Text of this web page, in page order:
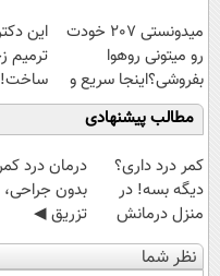
میدونستی 207 خودت
رو میتونی روهوا
بفروشی؟اینجا سریع و
راحت بفروش
این
ترمیم
مطالب پیشنهادی
کمر درد داری؟
دیگه بسه! در
منزل درمانش
کن
(◀پرسش‌نامه)
درمان درد
بدون جراحی،
تزریق ◀
پرسش‌نامه
کن ▶
نظر شما